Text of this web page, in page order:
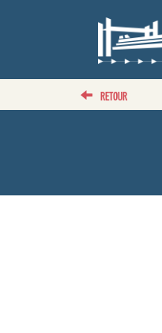
RETOUR